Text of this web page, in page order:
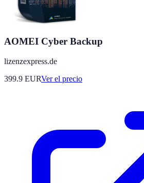
AOMEI Cyber Backup
lizenzexpress.de
399.9 EURVer el precio